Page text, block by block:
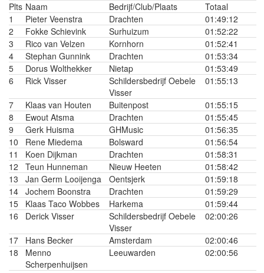
Plts Naam Bedrijf/Club/Plaats
Totaal
1
Pieter Veenstra Drachten
01:49:12
2
Fokke Schievink Surhuizum
01:52:22
3
Rico van Velzen Kornhorn
01:52:41
4
Stephan Gunnink Drachten
01:53:34
5
Dorus Wolthekker Nietap
01:53:49
6
Rick Visser
Schildersbedrijf Oebele
Visser
01:55:13
7 Klaas van Houten Buitenpost
01:55:15
8
Ewout Atsma Drachten
01:55:45
9
Gerk Huisma GHMusic
01:56:35
10
Rene Miedema Bolsward
01:56:54
11
Koen Dijkman Drachten
01:58:31
12
Teun Hunneman Nieuw Heeten
01:58:42
13
Jan Germ Looijenga Oentsjerk
01:59:18
14 Jochem Boonstra Drachten
01:59:29
15
Klaas Taco Wobbes Harkema
01:59:44
16
Derick Visser
Schildersbedrijf Oebele
Visser
02:00:26
17 Hans Becker Amsterdam
02:00:46
18
Menno
Scherpenhuijsen
Leeuwarden 02:00:56